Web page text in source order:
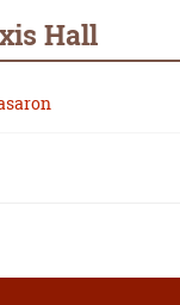
Hall